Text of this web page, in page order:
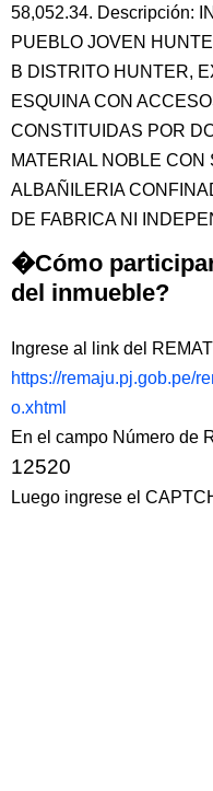
58,052.34. Descripción:
PUEBLO JOVEN
B DISTRITO HUNTER,
ESQUINA CON
CONSTITUIDAS POR
MATERIAL NOBLE
ALBAÑILERIA
DE FABRICA NI
�Cómo
del inmueble?
Ingrese al link del
https://remaju.pj.gob.pe/
o.xhtml
En el campo Número de
12520
Luego ingrese el